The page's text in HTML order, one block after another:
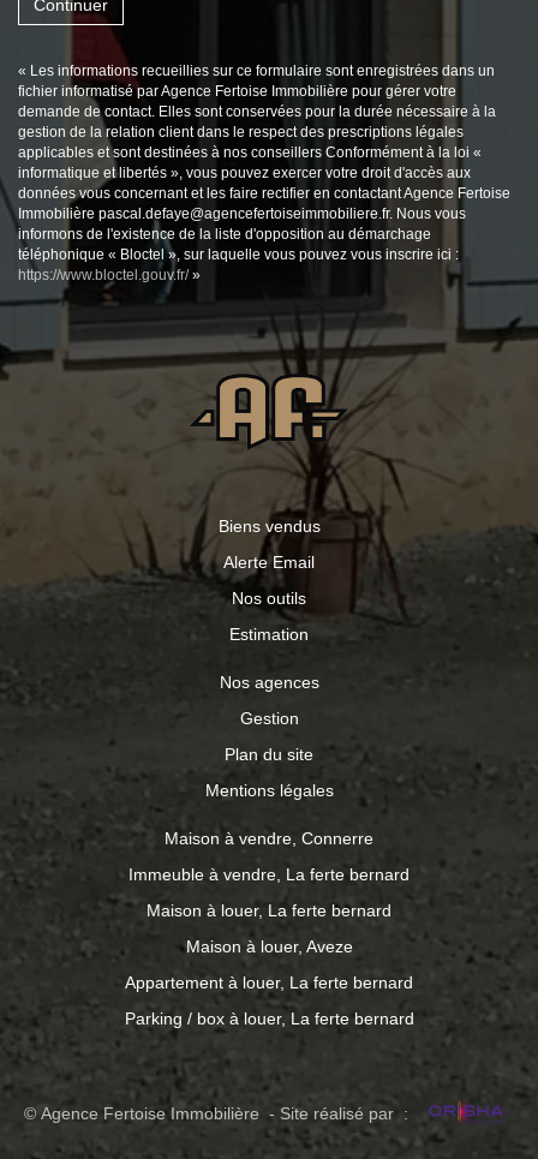
Continuer
« Les informations recueillies sur ce formulaire sont enregistrées dans un
fichier informatisé par Agence Fertoise Immobilière pour gérer votre
demande de contact. Elles sont conservées pour la durée nécessaire à la
gestion de la relation client dans le respect des prescriptions légales
applicables et sont destinées à nos conseillers Conformément à la loi «
informatique et libertés », vous pouvez exercer votre droit d'accès aux
données vous concernant et les faire rectifier en contactant Agence Fertoise
Immobilière pascal.defaye@agencefertoiseimmobiliere.fr. Nous vous
informons de l'existence de la liste d'opposition au démarchage
téléphonique « Bloctel », sur laquelle vous pouvez vous inscrire ici :
https://www.bloctel.gouv.fr/»
Biens vendus
Alerte Email
Nos outils
Estimation
Nos agences
Gestion
Plan du site
Mentions légales
Maison à vendre, Connerre
Immeuble à vendre, La ferte bernard
Maison à louer, La ferte bernard
Maison à louer, Aveze
Appartement à louer, La ferte bernard
Parking / box à louer, La ferte bernard
© Agence Fertoise Immobilière - Site réalisé par :